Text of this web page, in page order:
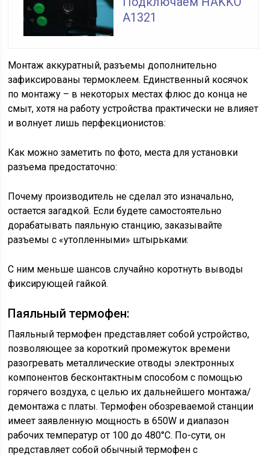
A1321
Монтаж аккуратный, разъемы дополнительно
зафиксированы термоклеем. Единственный косячок
по монтажу – в некоторых местах флюс до конца не
смыт, хотя на работу устройства практически не влияет
и волнует лишь перфекционистов:
Как можно заметить по фото, места для установки
разъема предостаточно:
Почему производитель не сделал это изначально,
остается загадкой. Если будете самостоятельно
дорабатывать паяльную станцию, заказывайте
разъемы с «утопленными» штырьками:
С ним меньше шансов случайно коротнуть выводы
фиксирующей гайкой.
Паяльный термофен:
Паяльный термофен представляет собой устройство,
позволяющее за короткий промежуток времени
разогревать металлические отводы электронных
компонентов бесконтактным способом с помощью
горячего воздуха, с целью их дальнейшего монтажа/
демонтажа с платы. Термофен обозреваемой станции
имеет заявленную мощность в 650W и диапазон
рабочих температур от 100 до 480°С. По-сути, он
представляет собой обычный термофен с